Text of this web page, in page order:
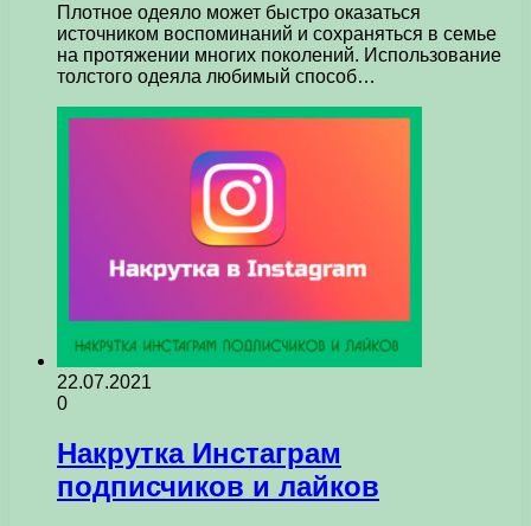
Плотное одеяло может быстро оказаться
источником воспоминаний и сохраняться в семье
на протяжении многих поколений. Использование
толстого одеяла любимый способ…
22.07.2021
0
Накрутка Инстаграм
подписчиков и лайков